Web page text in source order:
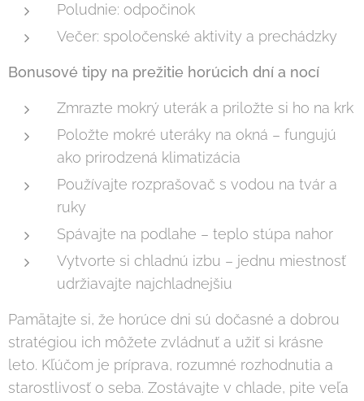
Poludnie: odpočinok
Večer: spoločenské aktivity a prechádzky
Bonusové tipy na prežitie horúcich dní a nocí
Zmrazte mokrý uterák a priložte si ho na krk
Položte mokré uteráky na okná – fungujú
ako prirodzená klimatizácia
Používajte rozprašovač s vodou na tvár a
ruky
Spávajte na podlahe – teplo stúpa nahor
Vytvorte si chladnú izbu – jednu miestnosť
udržiavajte najchladnejšiu
Pamätajte si, že horúce dni sú dočasné a dobrou
stratégiou ich môžete zvládnuť a užiť si krásne
leto. Kľúčom je príprava, rozumné rozhodnutia a
starostlivosť o seba. Zostávajte v chlade, pite veľa